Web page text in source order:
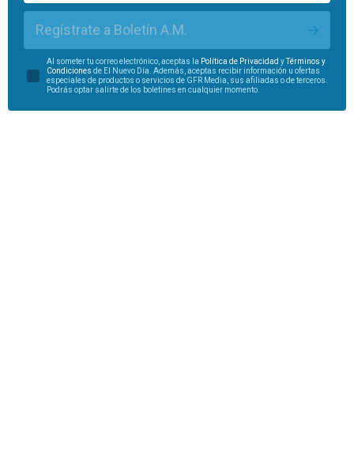
Regístrate a Boletín A.M.
Al someter tu correo electrónico, aceptas la Política de Privacidad yTérminos y
Condiciones de El Nuevo Día. Además, aceptas recibir información u ofertas
especiales de productos o servicios de GFR Media, sus afiliadas o de terceros.
Podrás optar salirte de los boletines en cualquier momento.